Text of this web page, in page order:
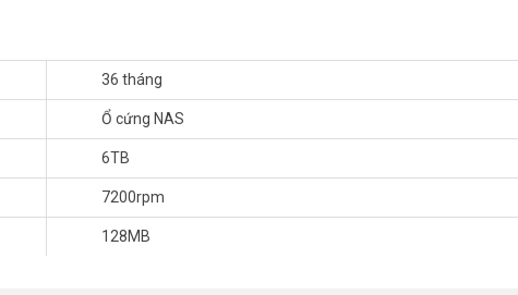
Seagate ST6000VN0041 tốt nhất thị trường, xin liên hệ Hotline
Vuhoangtelecom
36 tháng
Ổ cứng NAS
6TB
7200rpm
128MB